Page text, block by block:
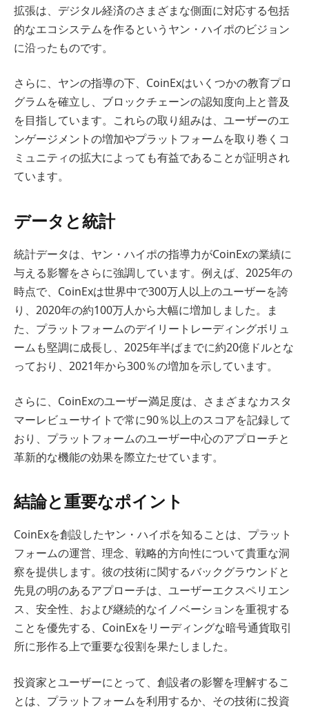
拡張は、デジタル経済のさまざまな側面に対応する包括
的なエコシステムを作るというヤン・ハイポのビジョン
に沿ったものです。
さらに、ヤンの指導の下、CoinExはいくつかの教育プロ
グラムを確立し、ブロックチェーンの認知度向上と普及
を目指しています。これらの取り組みは、ユーザーのエ
ンゲージメントの増加やプラットフォームを取り巻くコ
ミュニティの拡大によっても有益であることが証明され
ています。
データと統計
統計データは、ヤン・ハイポの指導力がCoinExの業績に
与える影響をさらに強調しています。例えば、2025年の
時点で、CoinExは世界中で300万人以上のユーザーを誇
り、2020年の約100万人から大幅に増加しました。ま
た、プラットフォームのデイリートレーディングボリュ
ームも堅調に成長し、2025年半ばまでに約20億ドルとな
っており、2021年から300％の増加を示しています。
さらに、CoinExのユーザー満足度は、さまざまなカスタ
マーレビューサイトで常に90％以上のスコアを記録して
おり、プラットフォームのユーザー中心のアプローチと
革新的な機能の効果を際立たせています。
結論と重要なポイント
CoinExを創設したヤン・ハイポを知ることは、プラット
フォームの運営、理念、戦略的方向性について貴重な洞
察を提供します。彼の技術に関するバックグラウンドと
先見の明のあるアプローチは、ユーザーエクスペリエン
ス、安全性、および継続的なイノベーションを重視する
ことを優先する、CoinExをリーディングな暗号通貨取引
所に形作る上で重要な役割を果たしました。
投資家とユーザーにとって、創設者の影響を理解するこ
とは、プラットフォームを利用するか、その技術に投資